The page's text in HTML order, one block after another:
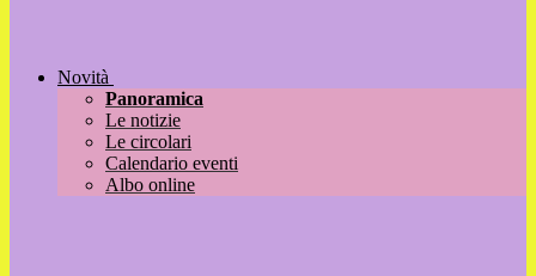
Novità
Panoramica
Le notizie
Le circolari
Calendario eventi
Albo online